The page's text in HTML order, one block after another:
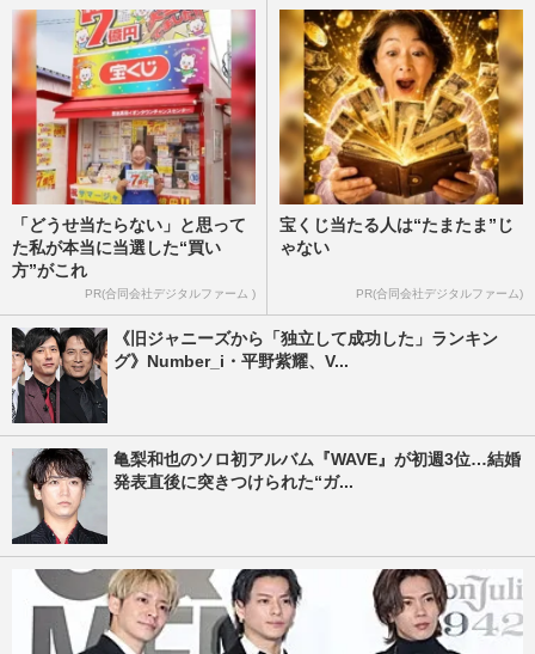
「どうせ当たらない」と思って
た私が本当に当選した“買い
方”がこれ
PR(合同会社デジタルファーム )
宝くじ当たる人は“たまたま”じ
ゃない
PR(合同会社デジタルファーム)
《旧ジャニーズから「独立して成功した」ランキン
グ》Number_i・平野紫耀、V...
亀梨和也のソロ初アルバム『WAVE』が初週3位…結婚
発表直後に突きつけられた“ガ...